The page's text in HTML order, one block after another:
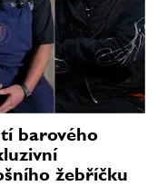
barového
žebříčku